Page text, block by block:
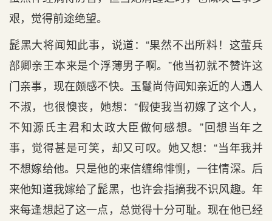
艰，觉得前途绝望。
髭黑大将闻知此事，说道：“果然不出所料！这萤兵
部卿亲王本来是个浮薄男子啊。”他当初就不赞许这
门亲事，现在颇感不快。玉鬘尚侍闻知亲近的人遇人
不淑，也很懊丧，她想：“假使我当初嫁了这个人，
不知源氏主君和太政大臣做何感想。”回想当年之
事，觉得甚是可笑，却又可叹。她又想：“当年我并
不想嫁给他。只是他的来信缠绵悱恻，一往情深。后
来他知道我嫁给了髭黑，也许会指摘我不识风趣。年
来每逢想起了这一点，总觉得十分可耻。现在他已经